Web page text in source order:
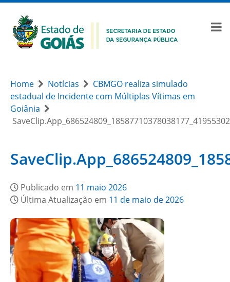
Home Notícias
CBMGO realiza simulado
estadual de Incidente com Múltiplas Vítimas em
Goiânia
Publicado em 11 maio 2026
Última Atualização em 11 de maio de 2026